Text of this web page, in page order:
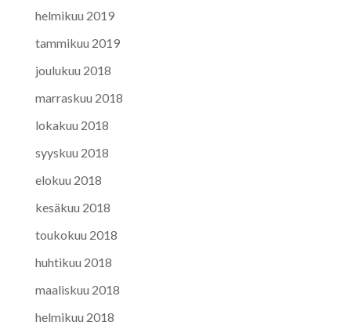
helmikuu 2019
tammikuu 2019
joulukuu 2018
marraskuu 2018
lokakuu 2018
syyskuu 2018
elokuu 2018
kesäkuu 2018
toukokuu 2018
huhtikuu 2018
maaliskuu 2018
helmikuu 2018